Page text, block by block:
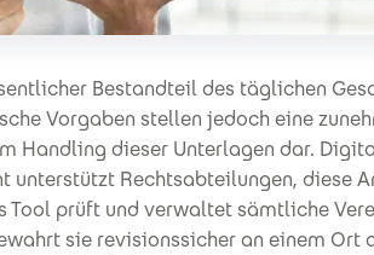
Bestandteil des täglichen
Vorgaben stellen jedoch eine
Handling dieser Unterlagen dar.
unterstützt Rechtsabteilungen, diese
Tool prüft und verwaltet sämtliche
sie revisionssicher an einem Ort